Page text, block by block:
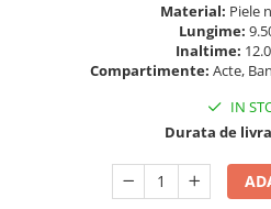
Material: Piele
Lungime:
Inaltime:
Compartimente: Acte,
IN
Durata de